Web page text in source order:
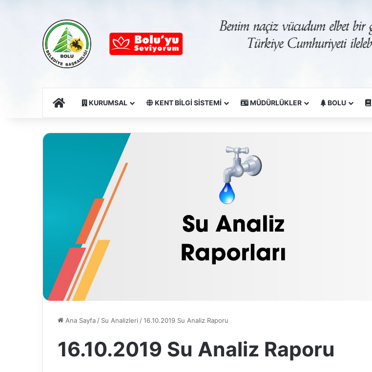
Ana SayfaKURUMSAL KENT BİLGİ SİSTEMİ MÜDÜRLÜKLER BOLU
Ana Sayfa/ Su Analizleri /16.10.2019 Su Analiz Raporu
16.10.2019 Su Analiz Raporu